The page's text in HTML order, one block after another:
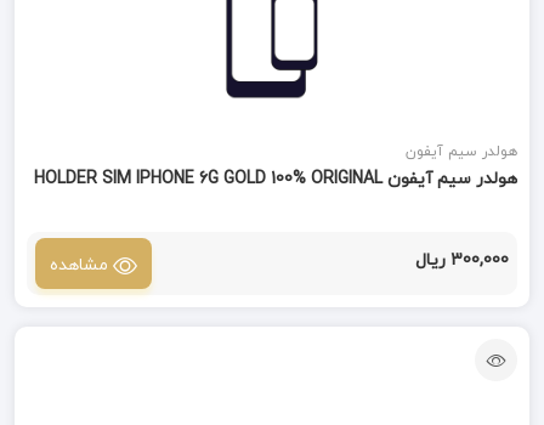
هولدر سیم آیفون
هولدر سیم آیفون HOLDER SIM IPHONE 6G GOLD 100% ORIGINAL
300,000 ریال مشاهده